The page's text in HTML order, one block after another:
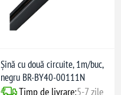
Șină cu două circuite, 1m/buc,
negru BR-BY40-00111N
Timp de livrare:5-7 zile